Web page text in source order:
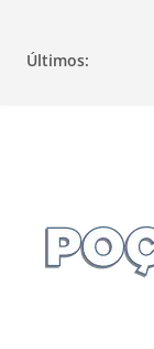
Últimos: